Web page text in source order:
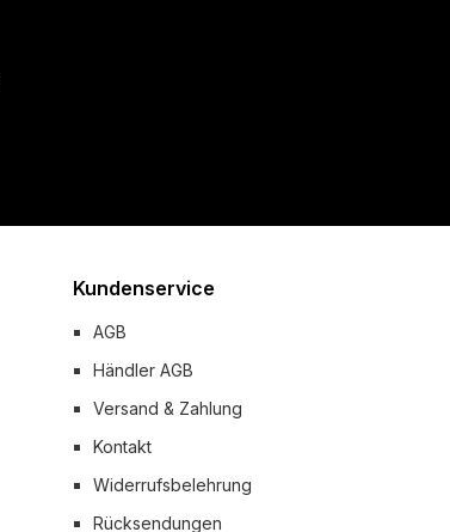
Kundenservice
AGB
Händler AGB
Versand & Zahlung
Kontakt
Widerrufsbelehrung
Rücksendungen